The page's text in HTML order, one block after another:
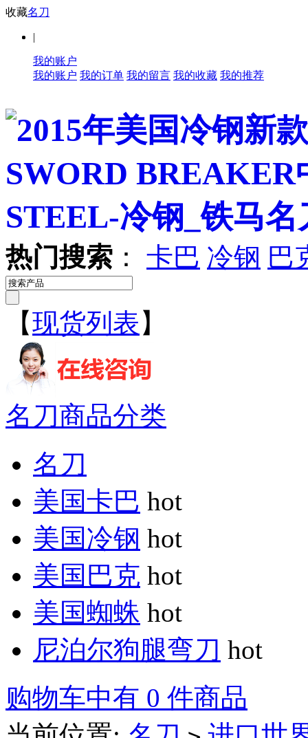
收藏名刀
|
我的账户
我的账户 我的订单 我的留言 我的收藏 我的推荐
热门搜索 ： 卡巴 冷钢 巴
【现货列表 】
名刀商品分类
名刀
美国卡巴 hot
美国冷钢 hot
美国巴克 hot
美国蜘蛛 hot
尼泊尔狗腿弯刀 hot
购物车中有 0 件商品